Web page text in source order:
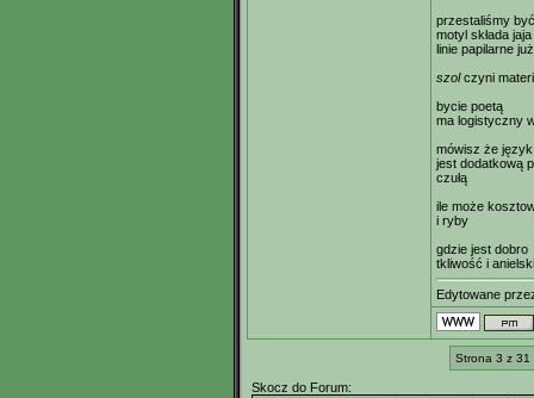
przestaliśmy
motyl składa
linie papilarne
szolczyni
bycie poetą
ma logistyczny
mówisz że język
jest dodatkową
czułą
ile może
i ryby
gdzie jest dobro
tkliwość i
Edytowane
Strona 3 z 31
Skocz do Forum: